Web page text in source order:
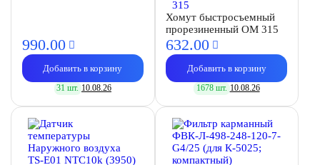
990.00
Добавить в корзину
31 шт. 10.08.26
Хомут быстросъемный
прорезиненный OM 315
632.00
Добавить в корзину
1678 шт. 10.08.26